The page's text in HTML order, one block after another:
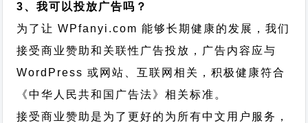
3、我可以投放广告吗？
为了让 WPfanyi.com 能够长期健康的发展，我们
接受商业赞助和关联性广告投放，广告内容应与
WordPress 或网站、互联网相关，积极健康符合
《中华人民共和国广告法》相关标准。
接受商业赞助是为了更好的为所有中文用户服务，